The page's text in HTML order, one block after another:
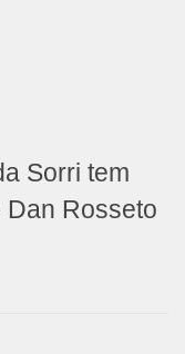
Sorri tem
Dan Rosseto